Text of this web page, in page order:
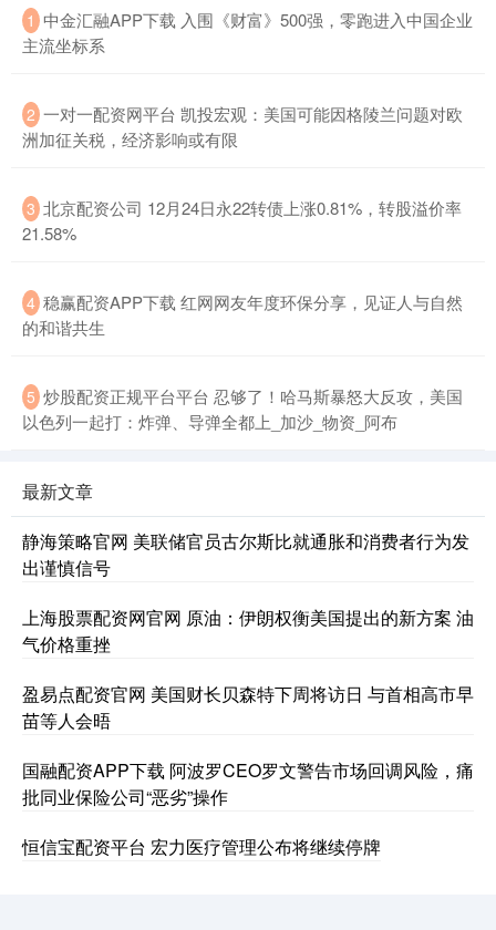
1 中金汇融APP下载 入围《财富》500强，零跑进入中国企业
主流坐标系
2 一对一配资网平台 凯投宏观：美国可能因格陵兰问题对欧
洲加征关税，经济影响或有限
3 北京配资公司 12月24日永22转债上涨0.81%，转股溢价率
21.58%
4 稳赢配资APP下载 红网网友年度环保分享，见证人与自然
的和谐共生
5 炒股配资正规平台平台 忍够了！哈马斯暴怒大反攻，美国
以色列一起打：炸弹、导弹全都上_加沙_物资_阿布
最新文章
静海策略官网 美联储官员古尔斯比就通胀和消费者行为发
出谨慎信号
上海股票配资网官网 原油：伊朗权衡美国提出的新方案 油
气价格重挫
盈易点配资官网 美国财长贝森特下周将访日 与首相高市早
苗等人会晤
国融配资APP下载 阿波罗CEO罗文警告市场回调风险，痛
批同业保险公司“恶劣”操作
恒信宝配资平台 宏力医疗管理公布将继续停牌